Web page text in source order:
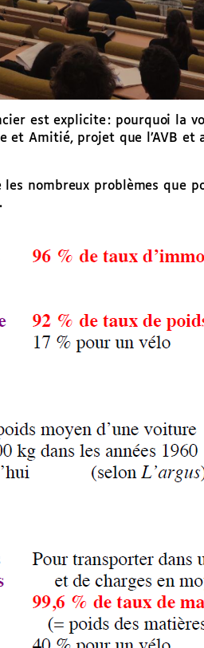
est explicite : pourquoi la
et Amitié, projet que l’AVB
les nombreux problèmes